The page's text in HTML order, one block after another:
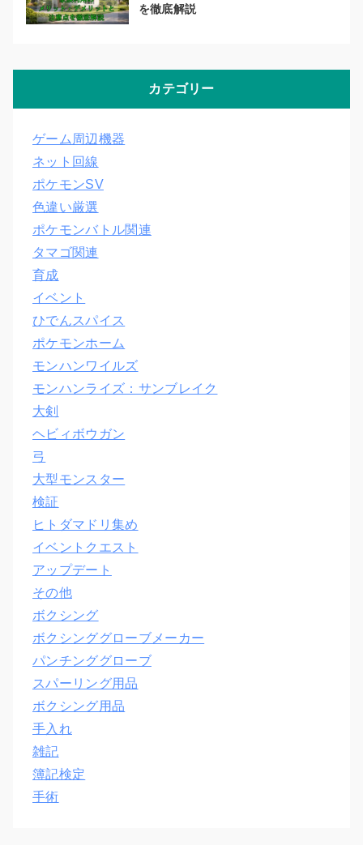
を徹底解説
カテゴリー
ゲーム周辺機器
ネット回線
ポケモンSV
色違い厳選
ポケモンバトル関連
タマゴ関連
育成
イベント
ひでんスパイス
ポケモンホーム
モンハンワイルズ
モンハンライズ：サンブレイク
大剣
ヘビィボウガン
弓
大型モンスター
検証
ヒトダマドリ集め
イベントクエスト
アップデート
その他
ボクシング
ボクシンググローブメーカー
パンチンググローブ
スパーリング用品
ボクシング用品
手入れ
雑記
簿記検定
手術